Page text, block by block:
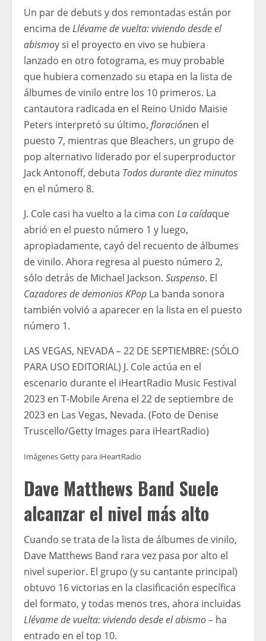
Un par de debuts y dos remontadas están por
encima deLlévame de vuelta: viviendo desde el
abismoy si el proyecto en vivo se hubiera
lanzado en otro fotograma, es muy probable
que hubiera comenzado su etapa en la lista de
álbumes de vinilo entre los 10 primeros. La
cantautora radicada en el Reino Unido Maisie
Peters interpretó su último, floraciónen el
puesto 7, mientras que Bleachers, un grupo de
pop alternativo liderado por el superproductor
Jack Antonoff, debuta Todos durante diez minutos
en el número 8.
J. Cole casi ha vuelto a la cima con La caídaque
abrió en el puesto número 1 y luego,
apropiadamente, cayó del recuento de álbumes
de vinilo. Ahora regresa al puesto número 2,
sólo detrás de Michael Jackson. Suspenso. El
Cazadores de demonios KPop La banda sonora
también volvió a aparecer en la lista en el puesto
número 1.
LAS VEGAS, NEVADA – 22 DE SEPTIEMBRE: (SÓLO
PARA USO EDITORIAL) J. Cole actúa en el
escenario durante el iHeartRadio Music Festival
2023 en T-Mobile Arena el 22 de septiembre de
2023 en Las Vegas, Nevada. (Foto de Denise
Truscello/Getty Images para iHeartRadio)
Imágenes Getty para iHeartRadio
Dave Matthews Band Suele
alcanzar el nivel más alto
Cuando se trata de la lista de álbumes de vinilo,
Dave Matthews Band rara vez pasa por alto el
nivel superior. El grupo (y su cantante principal)
obtuvo 16 victorias en la clasificación específica
del formato, y todas menos tres, ahora incluidas
Llévame de vuelta: viviendo desde el abismo– ha
entrado en el top 10.